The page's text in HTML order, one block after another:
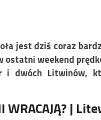
jest dziś coraz
ostatni weekend
i dwóch Litwinów,
WRACAJĄ? |